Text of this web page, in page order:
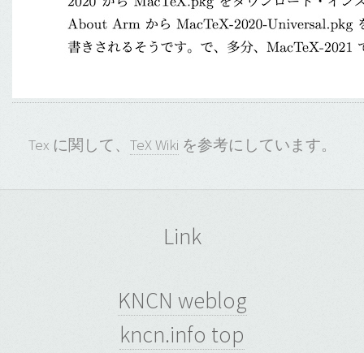
Tex に関して、 TeX Wiki を参考にしています。
Link
KNCN weblog
kncn.info top